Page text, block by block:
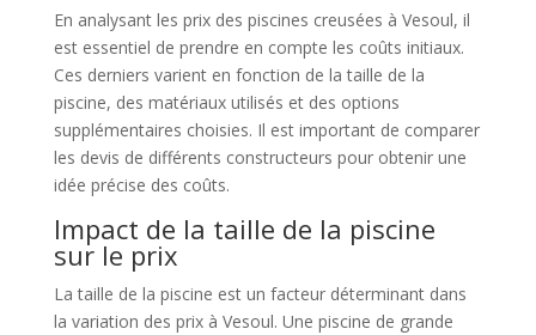
En analysant les prix des piscines creusées à Vesoul, il
est essentiel de prendre en compte les coûts initiaux.
Ces derniers varient en fonction de la taille de la
piscine, des matériaux utilisés et des options
supplémentaires choisies. Il est important de comparer
les devis de différents constructeurs pour obtenir une
idée précise des coûts.
Impact de la taille de la piscine
sur le prix
La taille de la piscine est un facteur déterminant dans
la variation des prix à Vesoul. Une piscine de grande